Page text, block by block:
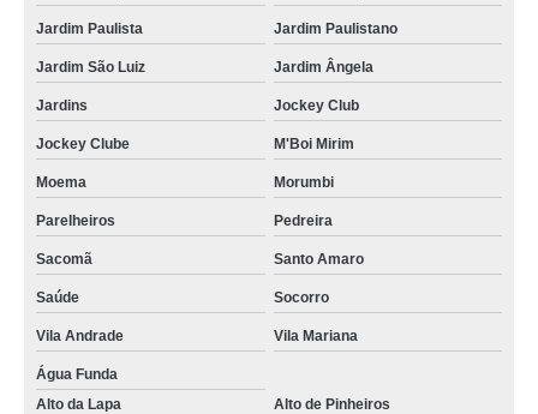
Jardim Paulista Jardim Paulistano
Jardim São Luiz Jardim Ângela
Jardins Jockey Club
Jockey Clube M'Boi Mirim
Moema Morumbi
Parelheiros Pedreira
Sacomã Santo Amaro
Saúde Socorro
Vila Andrade Vila Mariana
Água Funda
Alto da Lapa
Alto de Pinheiros